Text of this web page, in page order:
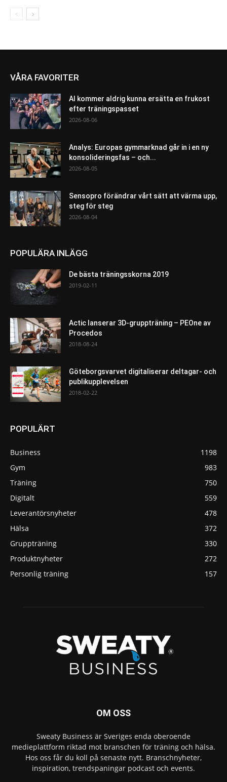
VÅRA FAVORITER
AI kommer aldrig kunna ersätta en frukost
efter träningspasset
2026-08-06
Analys: Europas gymmarknad går in i en ny
konsolideringsfas – och...
2026-08-05
Sensopro förändrar vårt sätt att värma upp,
steg för steg
2026-08-04
POPULÄRA INLÄGG
De bästa träningsskorna 2019
2019-02-11
Actic lanserar 3D-gruppträning – PEOne av
Procedos
2018-08-24
Göteborgsvarvet digitaliserar deltagar- och
publikupplevelsen
2018-02-22
POPULÄRT
Business
1198
Gym
983
Träning
750
Digitalt
559
Leverantörsnyheter
478
Hälsa
372
Gruppträning
330
Produktnyheter
272
Personlig träning
157
OM OSS
Sweaty Business är Sveriges enda oberoende
medieplattform riktad mot branschen för träning och hälsa.
Hos oss får du koll på senaste nytt. Branschnyheter,
inspiration, trendspaningar podcast och events.